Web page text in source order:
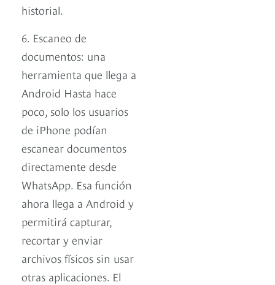
historial.
6. Escaneo de
documentos: una
herramienta que llega a
Android Hasta hace
poco, solo los usuarios
de iPhone podían
escanear documentos
directamente desde
WhatsApp. Esa función
ahora llega a Android y
permitirá capturar,
recortar y enviar
archivos físicos sin usar
otras aplicaciones. El